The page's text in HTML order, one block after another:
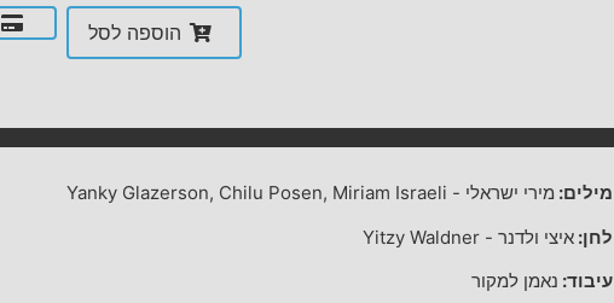
הוספה לסל
מילים: מירי ישראלי -
Yanky Glazerson, Chilu Posen, Miriam Israeli
לחן: איצי ולדנר-
Yitzy Waldner
עיבוד: נאמן למקור